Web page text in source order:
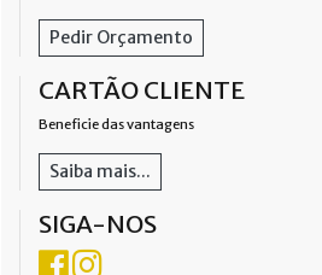
Pedir Orçamento
CARTÃO CLIENTE
Beneficie das vantagens
Saiba mais...
SIGA-NOS